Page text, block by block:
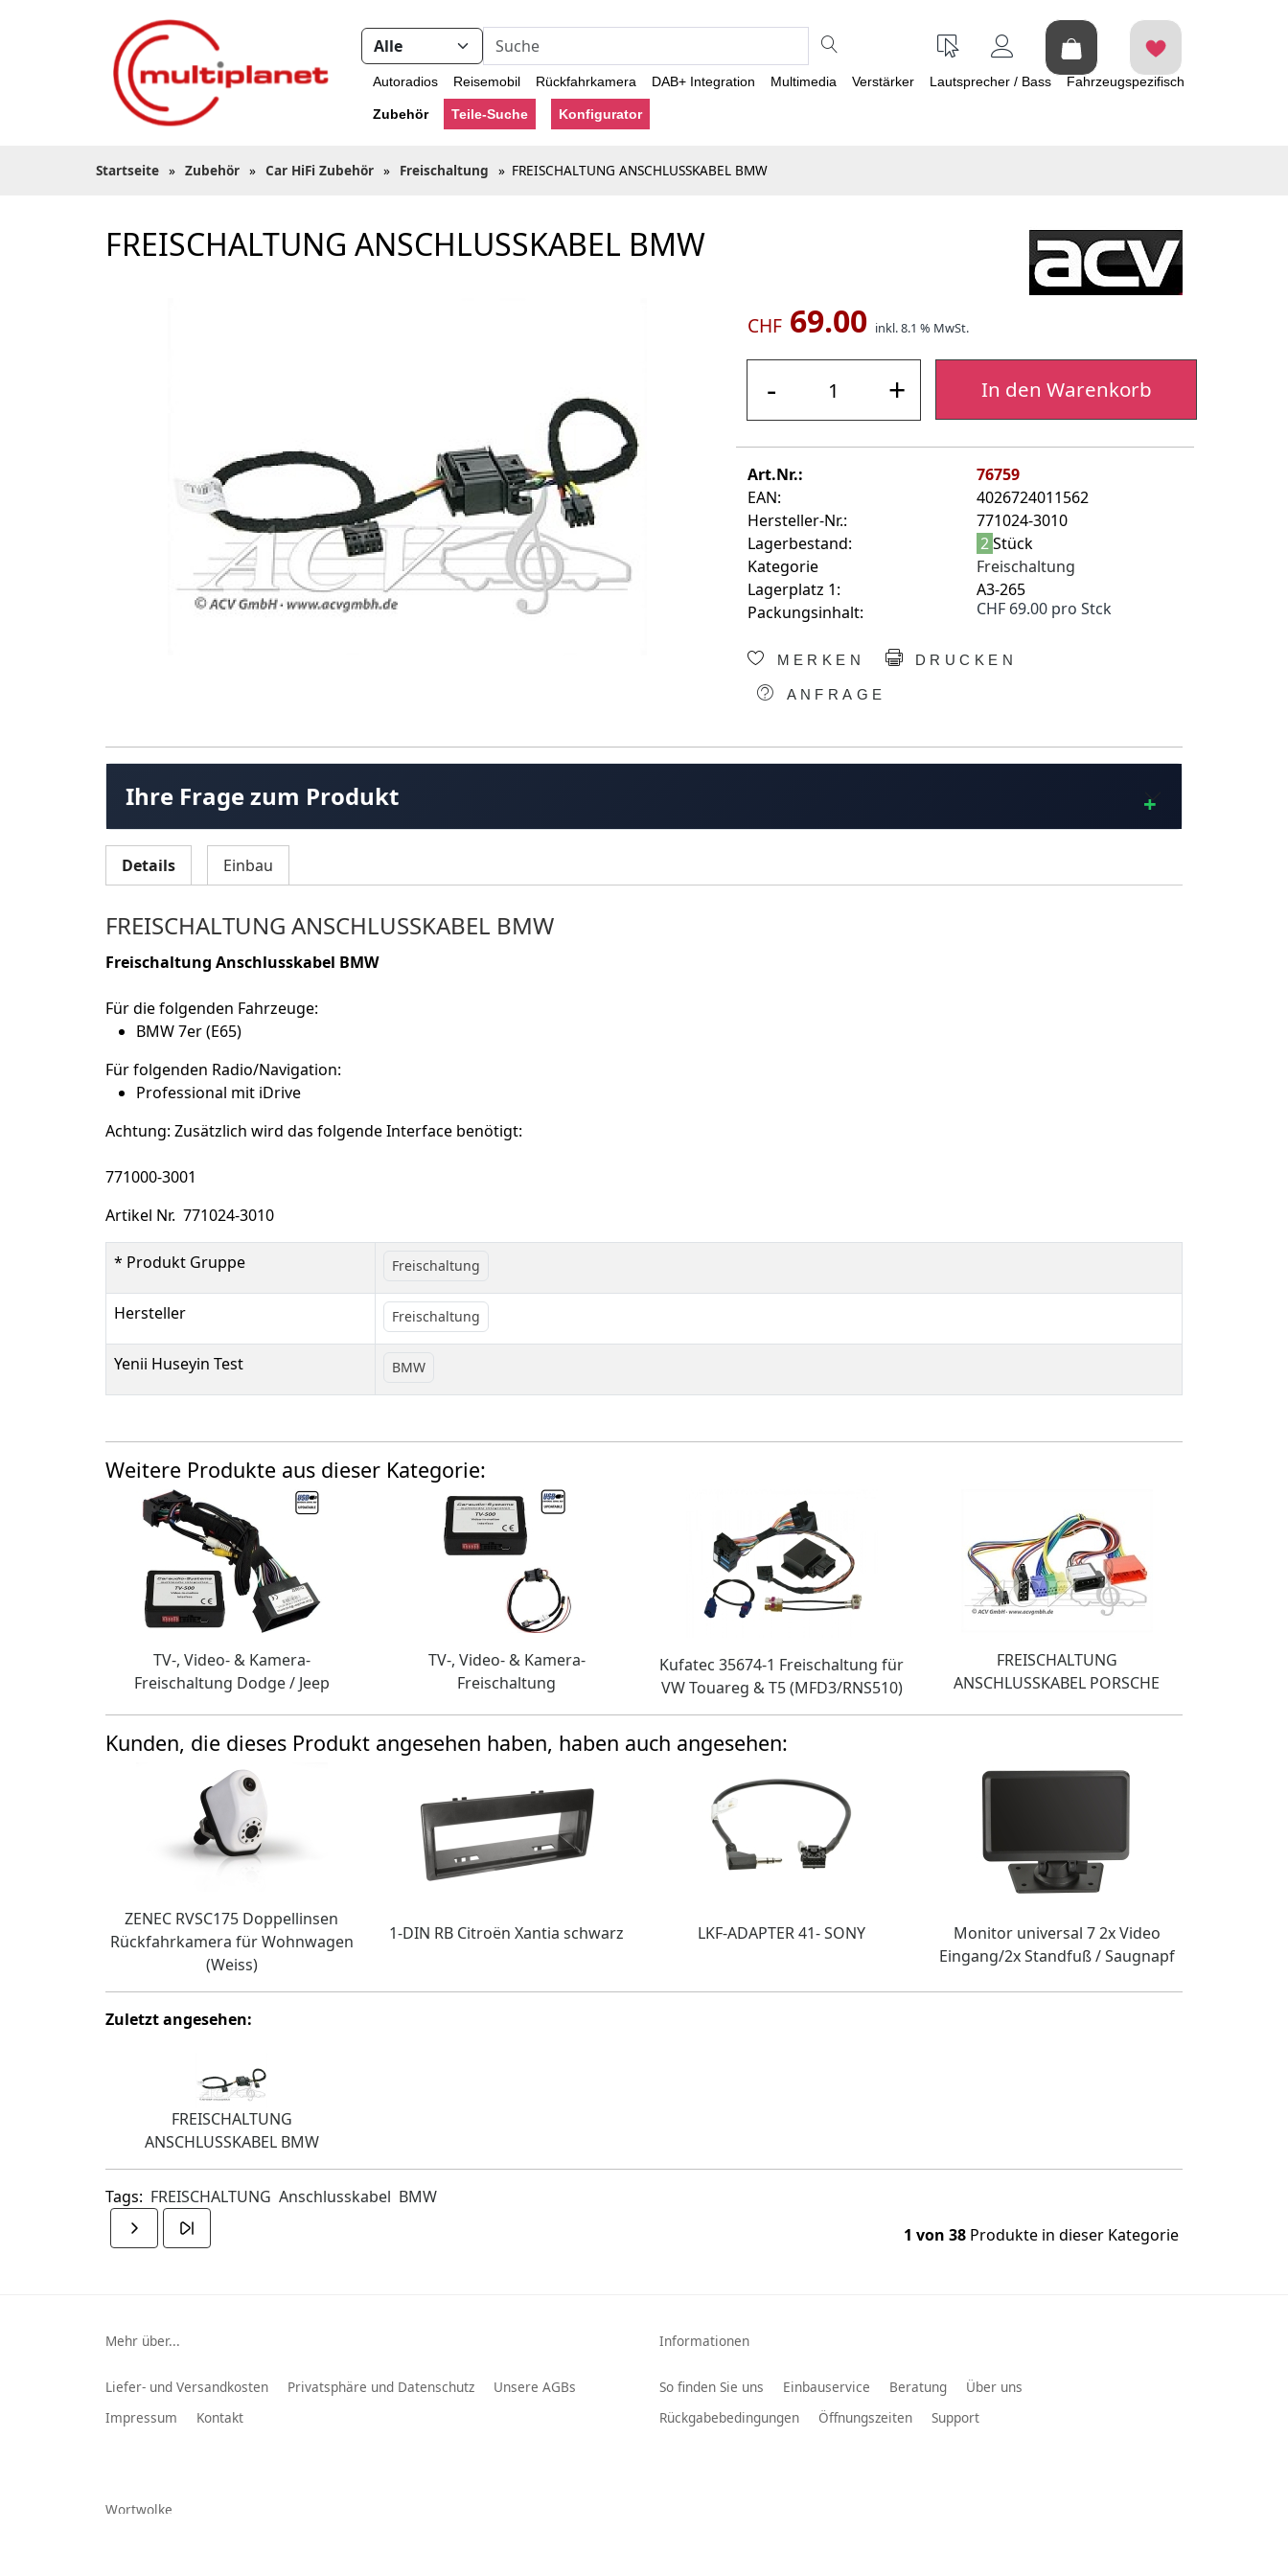
Autoradios Reisemobil Rückfahrkamera DAB+ Integration Multimedia Verstärker Lautsprecher / Bass Fahrzeugspezifisch
Zubehör Teile-Suche Konfigurator
Startseite » Zubehör » Car HiFi Zubehör » Freischaltung » FREISCHALTUNG ANSCHLUSSKABEL BMW
FREISCHALTUNG ANSCHLUSSKABEL BMW
CHF69.00 inkl. 8.1 % MwSt.
- + In den Warenkorb
Art.Nr.:
76759
EAN:
4026724011562
Hersteller-Nr.:
771024-3010
Lagerbestand:
2Stück
Kategorie
Freischaltung
Lagerplatz 1:
A3-265
Packungsinhalt:
CHF 69.00 pro Stck
MERKEN DRUCKEN
ANFRAGE
Ihre Frage zum Produkt
Details Einbau
FREISCHALTUNG ANSCHLUSSKABEL BMW
Freischaltung Anschlusskabel BMW
Für die folgenden Fahrzeuge:
BMW 7er (E65)
Für folgenden Radio/Navigation:
Professional mit iDrive
Achtung: Zusätzlich wird das folgende Interface benötigt:
771000-3001
Artikel Nr. 771024-3010
* Produkt Gruppe Freischaltung
Hersteller Freischaltung
Yenii Huseyin Test BMW
Weitere Produkte aus dieser Kategorie:
TV-, Video- & Kamera-
Freischaltung Dodge / Jeep
TV-, Video- & Kamera-
Freischaltung
Kufatec 35674-1 Freischaltung für
VW Touareg & T5 (MFD3/RNS510)
FREISCHALTUNG
ANSCHLUSSKABEL PORSCHE
Kunden, die dieses Produkt angesehen haben, haben auch angesehen:
ZENEC RVSC175 Doppellinsen
Rückfahrkamera für Wohnwagen
(Weiss)
1-DIN RB Citroën Xantia schwarz LKF-ADAPTER 41- SONY
Monitor universal 7 2x Video
Eingang/2x Standfuß / Saugnapf
Zuletzt angesehen:
FREISCHALTUNG
ANSCHLUSSKABEL BMW
Tags: FREISCHALTUNG Anschlusskabel BMW
1 von 38 Produkte in dieser Kategorie
Mehr über...
Liefer- und Versandkosten Privatsphäre und Datenschutz
Unsere AGBs
Impressum
Kontakt
Informationen
So finden Sie uns Einbauservice Beratung
Über uns
Rückgabebedingungen
Öffnungszeiten Support
Wortwolke